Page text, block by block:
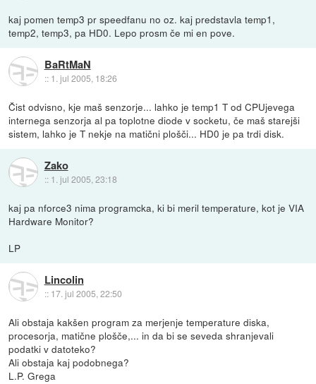
kaj pomen temp3 pr speedfanu no oz. kaj predstavla temp1,
temp2, temp3, pa HD0. Lepo prosm če mi en pove.
BaRtMaN
:: 1. jul 2005, 18:26
Čist odvisno, kje maš senzorje... lahko je temp1 T od CPUjevega
internega senzorja al pa toplotne diode v socketu, če maš starejši
sistem, lahko je T nekje na matični plošči... HD0 je pa trdi disk.
Zako
:: 1. jul 2005, 23:18
kaj pa nforce3 nima programcka, ki bi meril temperature, kot je VIA
Hardware Monitor?
LP
Lincolin
:: 17. jul 2005, 22:50
Ali obstaja kakšen program za merjenje temperature diska,
procesorja, matične plošče,... in da bi se seveda shranjevali
podatki v datoteko?
Ali obstaja kaj podobnega?
L.P. Grega